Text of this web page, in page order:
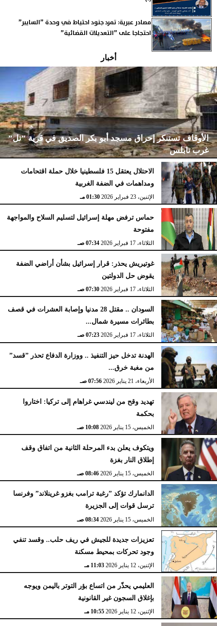
مصادر عبرية: تمرد جنود احتياط في وحدة ”السايبر”
احتجاجا على ”التعديلات القضائية”
أخبار
الأوقاف تستنكر إحراق مسجد أبو بكر الصديق في قرية ”تل”
غرب نابلس
الإثنين، 23 فبراير 2026 02:15 مـ
الاحتلال يعتقل 15 فلسطينيا خلال حملة اقتحامات
ومداهمات في الضفة الغربية
الإثنين، 23 فبراير 2026 01:30 مـ
حماس ترفض مهلة إسرائيل لتسليم السلاح والمواجهة
مفتوحة
الثلاثاء، 17 فبراير 2026 07:34 صـ
غوتيريش يحذر: قرار إسرائيل بشأن أراضي الضفة
يقوض حل الدولتين
الثلاثاء، 17 فبراير 2026 07:30 صـ
السودان .. مقتل 28 مدنيا وإصابة العشرات في قصف
بطائرات مسيرة شمال...
الثلاثاء، 17 فبراير 2026 07:23 صـ
الهدنة تدخل حيز التنفيذ .. ووزارة الدفاع تحذر ”قسد”
من مغبة خرق...
الأربعاء، 21 يناير 2026 07:56 صـ
تهديد وقح من ليندسي غراهام إلى تركيا: اختاروا
بحكمة
الخميس، 15 يناير 2026 10:08 صـ
ويتكوف يعلن بدء المرحلة الثانية من اتفاق وقف
إطلاق النار بغزة
الخميس، 15 يناير 2026 08:46 صـ
الدانمارك تؤكد ”رغبة ترامب بغزو غرينلاند” وفرنسا
ترسل قوات إلى الجزيرة
الخميس، 15 يناير 2026 08:34 صـ
تعزيزات جديدة للجيش في ريف حلب.. وقسد تنفي
وجود تحركات بمحيط مسكنة
الإثنين، 12 يناير 2026 11:03 مـ
العليمي يحذّر من اتساع بؤر التوتر باليمن ويوجه
بإغلاق السجون غير القانونية
الإثنين، 12 يناير 2026 10:55 مـ